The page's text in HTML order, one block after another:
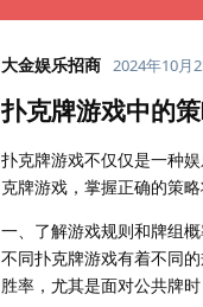
大金娱乐招商 2024年10月
扑克牌游戏中的
扑克牌游戏不仅仅是一种
克牌游戏，掌握正确的策
一、了解游戏规则和牌组
不同扑克牌游戏有着不同
胜率，尤其是面对公共牌